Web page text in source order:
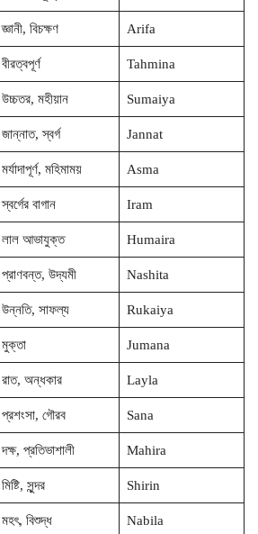
জ্ঞানী, বিচক্ষণ Arifa
বীরত্বপূর্ণ Tahmina
উচ্চতর, মহীয়ান Sumaiya
জান্নাত, স্বর্গ Jannat
মর্যাদাপূর্ণ, মহিমাময় Asma
স্বর্গের বাগান Iram
লাল আভাযুক্ত Humaira
প্রাণবন্ত, উদ্যমী Nashita
উন্নতি, সাফল্য Rukaiya
মুক্তা Jumana
রাত, অন্ধকার Layla
প্রশংসা, গৌরব Sana
দক্ষ, প্রতিভাশালী Mahira
মিষ্টি, সুন্দর Shirin
মহৎ, বিশুদ্ধ Nabila